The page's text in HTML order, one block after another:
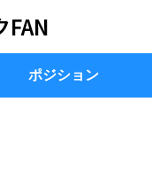
FAN
ポジション